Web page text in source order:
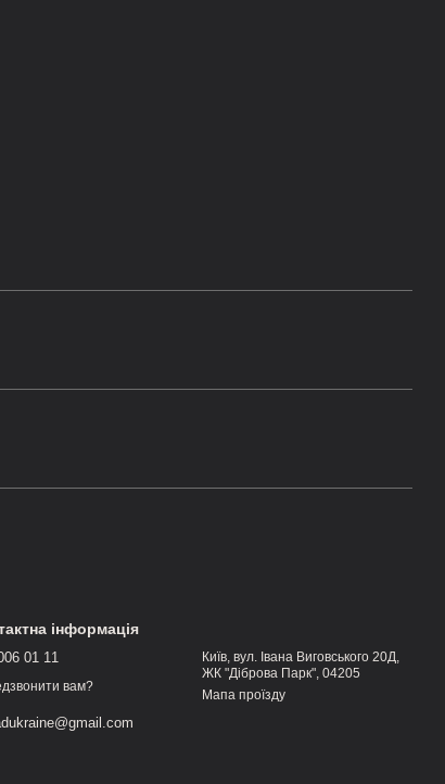
інформація
01 11
вам?
Київ, вул. Івана Виговського 20Д,
ЖК "Діброва Парк", 04205
Мапа проїзду